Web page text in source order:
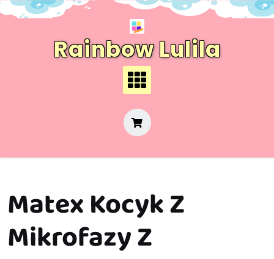
Skip
Rainbow Lulila
Matex Kocyk Z
Mikrofazy Z